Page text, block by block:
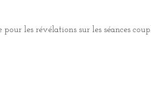
les révélations sur les séances